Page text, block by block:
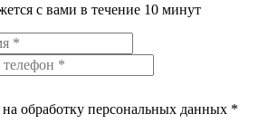
с вами в течение 10 минут
на обработку персональных данных *